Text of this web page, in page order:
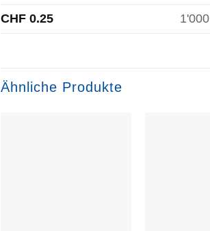
CHF 0.25 1'000
Ähnliche Produkte